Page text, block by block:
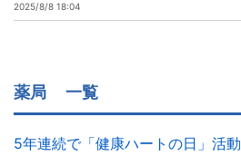
2025/8/8 18:04
薬局 一覧
5年連続で「健康ハートの日」活動